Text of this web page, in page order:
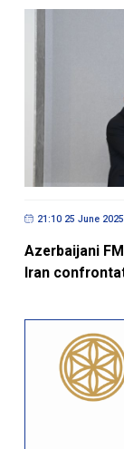
21:10 25 June 2025
Azerbaijani
Iran